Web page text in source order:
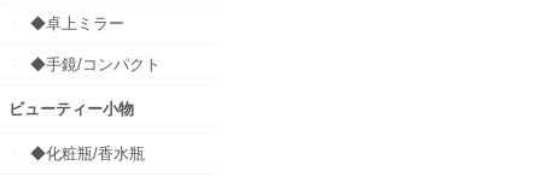
◆卓上ミラー
◆手鏡/コンパクト
ビューティー小物
◆化粧瓶/香水瓶